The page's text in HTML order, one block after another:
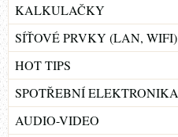
KALKULAČKY
SÍŤOVÉ PRVKY (LAN, WIFI)
HOT TIPS
SPOTŘEBNÍ ELEKTRONIKA
AUDIO-VIDEO